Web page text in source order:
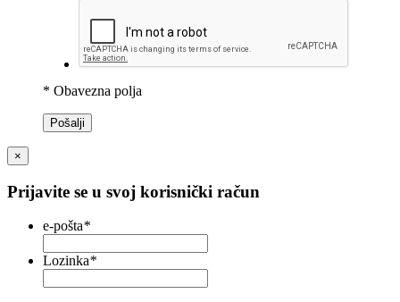
* Obavezna polja
Pošalji
×
Prijavite se u svoj korisnički račun
e-pošta*
Lozinka*